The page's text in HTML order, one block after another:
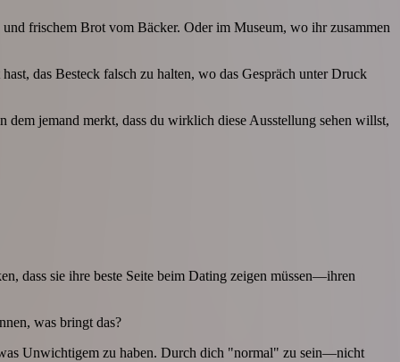
frischem Brot vom Bäcker. Oder im Museum, wo ihr zusammen
das Besteck falsch zu halten, wo das Gespräch unter Druck
jemand merkt, dass du wirklich diese Ausstellung sehen willst,
dass sie ihre beste Seite beim Dating zeigen müssen—ihren
was bringt das?
Unwichtigem zu haben. Durch dich "normal" zu sein—nicht